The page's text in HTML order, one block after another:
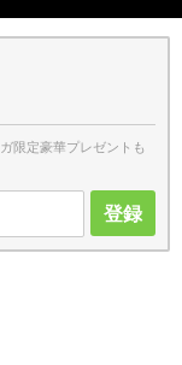
限定豪華プレゼントも
登録